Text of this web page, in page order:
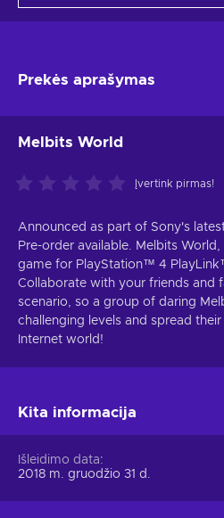
Prekės aprašymas
Melbits World
Įvertink pirmas!
Announced as part of Sony's
Pre-order available. Melbits
game for PlayStation™ 4
Collaborate with your friends and
scenario, so a group of daring
challenging levels and spread
Internet world!
Kita informacija
Išleidimo data
2018 m. gruodžio 31 d.